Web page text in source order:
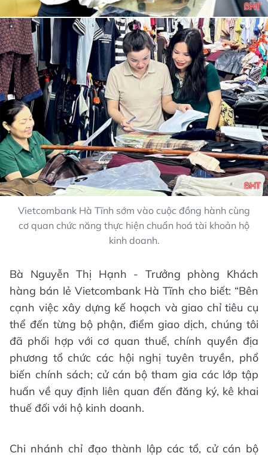
Vietcombank Hà Tĩnh sớm vào cuộc đồng hành cùng
cơ quan chức năng thực hiện chuẩn hoá tài khoản hộ
kinh doanh.
Bà Nguyễn Thị Hạnh - Trưởng phòng Khách
hàng bán lẻ Vietcombank Hà Tĩnh cho biết: “Bên
cạnh việc xây dựng kế hoạch và giao chỉ tiêu cụ
thể đến từng bộ phận, điểm giao dịch, chúng tôi
đã phối hợp với cơ quan thuế, chính quyền địa
phương tổ chức các hội nghị tuyên truyền, phổ
biến chính sách; cử cán bộ tham gia các lớp tập
huấn về quy định liên quan đến đăng ký, kê khai
thuế đối với hộ kinh doanh.
Chi nhánh chỉ đạo thành lập các tổ, cử cán bộ